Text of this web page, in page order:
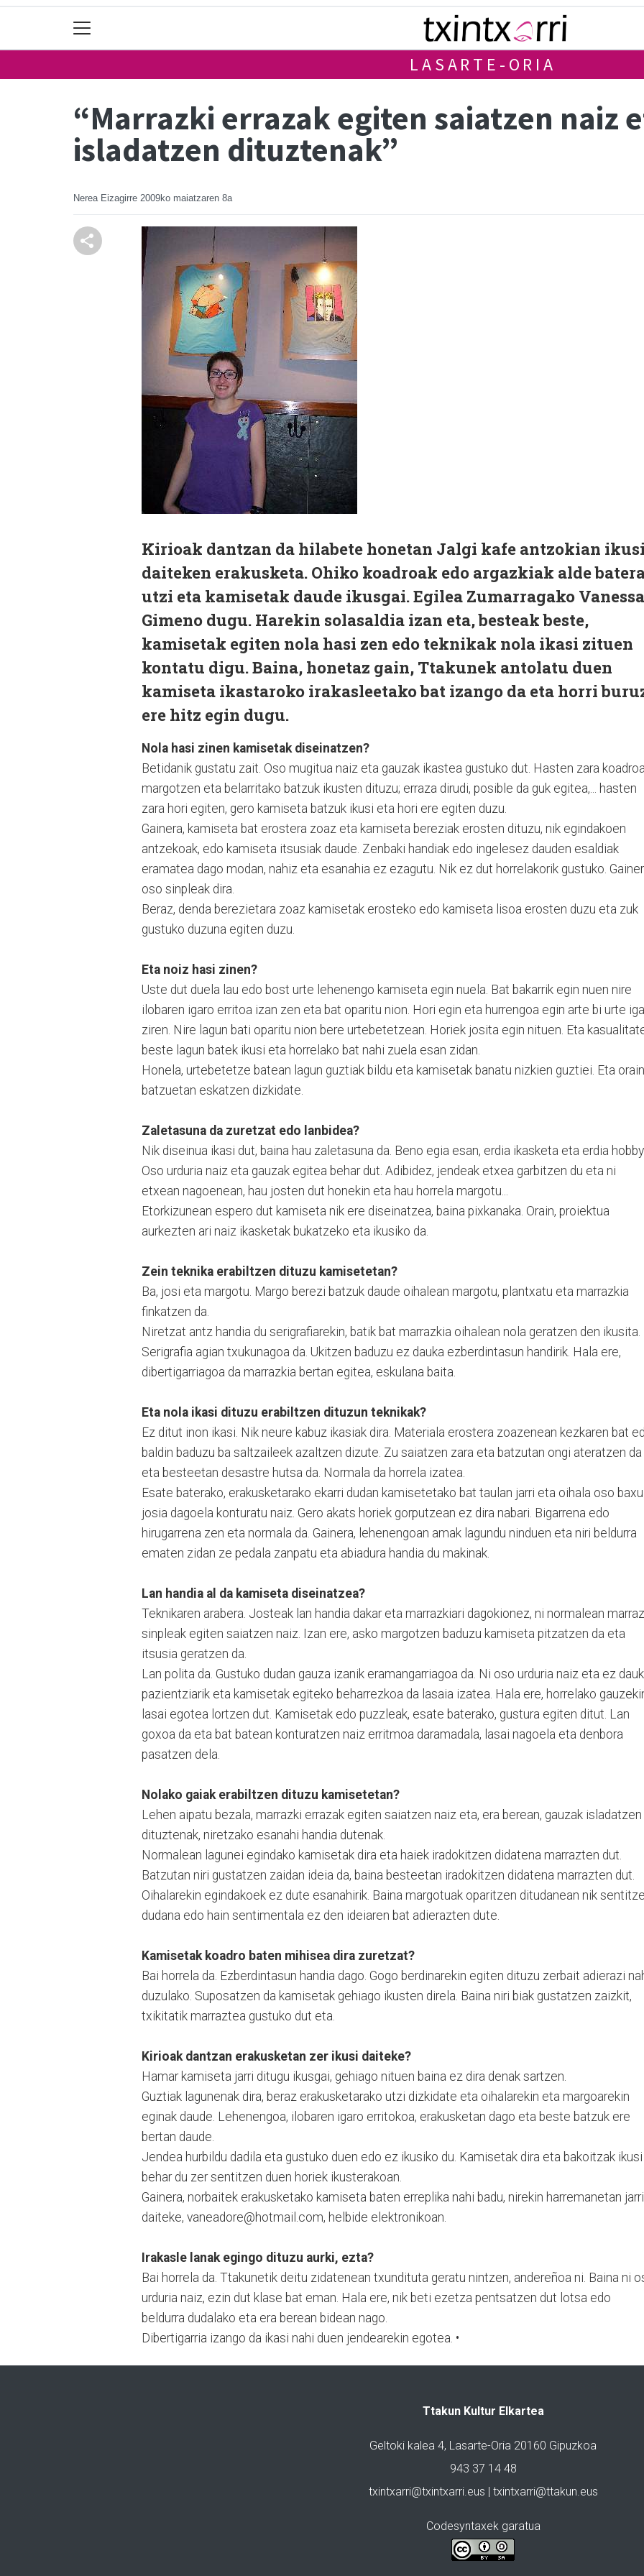
LASARTE-ORIA
“Marrazki errazak egiten saiatzen naiz
isladatzen dituztenak”
Nerea Eizagirre 2009ko maiatzaren 8a
Kirioak dantzan da hilabete honetan Jalgi kafe antzokian
daiteken erakusketa. Ohiko koadroak edo argazkiak alde
utzi eta kamisetak daude ikusgai. Egilea Zumarragako Vanessa
Gimeno dugu. Harekin solasaldia izan eta, besteak beste,
kamisetak egiten nola hasi zen edo teknikak nola ikasi zituen
kontatu digu. Baina, honetaz gain, Ttakunek antolatu duen
kamiseta ikastaroko irakasleetako bat izango da eta horri
ere hitz egin dugu.
Nola hasi zinen kamisetak diseinatzen?
Betidanik gustatu zait. Oso mugitua naiz eta gauzak ikastea gustuko dut. Hasten zara
margotzen eta belarritako batzuk ikusten dituzu; erraza dirudi, posible da guk egitea,... hasten
zara hori egiten, gero kamiseta batzuk ikusi eta hori ere egiten duzu.
Gainera, kamiseta bat erostera zoaz eta kamiseta bereziak erosten dituzu, nik egindakoen
antzekoak, edo kamiseta itsusiak daude. Zenbaki handiak edo ingelesez dauden esaldiak
eramatea dago modan, nahiz eta esanahia ez ezagutu. Nik ez dut horrelakorik gustuko.
oso sinpleak dira.
Beraz, denda berezietara zoaz kamisetak erosteko edo kamiseta lisoa erosten duzu eta zuk
gustuko duzuna egiten duzu.
Eta noiz hasi zinen?
Uste dut duela lau edo bost urte lehenengo kamiseta egin nuela. Bat bakarrik egin nuen nire
ilobaren igaro erritoa izan zen eta bat oparitu nion. Hori egin eta hurrengoa egin arte bi urte
ziren. Nire lagun bati oparitu nion bere urtebetetzean. Horiek josita egin nituen. Eta
beste lagun batek ikusi eta horrelako bat nahi zuela esan zidan.
Honela, urtebetetze batean lagun guztiak bildu eta kamisetak banatu nizkien guztiei. Eta orain
batzuetan eskatzen dizkidate.
Zaletasuna da zuretzat edo lanbidea?
Nik diseinua ikasi dut, baina hau zaletasuna da. Beno egia esan, erdia ikasketa eta erdia
Oso urduria naiz eta gauzak egitea behar dut. Adibidez, jendeak etxea garbitzen du eta ni
etxean nagoenean, hau josten dut honekin eta hau horrela margotu...
Etorkizunean espero dut kamiseta nik ere diseinatzea, baina pixkanaka. Orain, proiektua
aurkezten ari naiz ikasketak bukatzeko eta ikusiko da.
Zein teknika erabiltzen dituzu kamisetetan?
Ba, josi eta margotu. Margo berezi batzuk daude oihalean margotu, plantxatu eta marrazkia
finkatzen da.
Niretzat antz handia du serigrafiarekin, batik bat marrazkia oihalean nola geratzen den ikusita.
Serigrafia agian txukunagoa da. Ukitzen baduzu ez dauka ezberdintasun handirik. Hala ere,
dibertigarriagoa da marrazkia bertan egitea, eskulana baita.
Eta nola ikasi dituzu erabiltzen dituzun teknikak?
Ez ditut inon ikasi. Nik neure kabuz ikasiak dira. Materiala erostera zoazenean kezkaren bat
baldin baduzu ba saltzaileek azaltzen dizute. Zu saiatzen zara eta batzutan ongi ateratzen da
eta besteetan desastre hutsa da. Normala da horrela izatea.
Esate baterako, erakusketarako ekarri dudan kamisetetako bat taulan jarri eta oihala oso baxu
josia dagoela konturatu naiz. Gero akats horiek gorputzean ez dira nabari. Bigarrena edo
hirugarrena zen eta normala da. Gainera, lehenengoan amak lagundu ninduen eta niri beldurra
ematen zidan ze pedala zanpatu eta abiadura handia du makinak.
Lan handia al da kamiseta diseinatzea?
Teknikaren arabera. Josteak lan handia dakar eta marrazkiari dagokionez, ni normalean
sinpleak egiten saiatzen naiz. Izan ere, asko margotzen baduzu kamiseta pitzatzen da eta
itsusia geratzen da.
Lan polita da. Gustuko dudan gauza izanik eramangarriagoa da. Ni oso urduria naiz eta ez
pazientziarik eta kamisetak egiteko beharrezkoa da lasaia izatea. Hala ere, horrelako
lasai egotea lortzen dut. Kamisetak edo puzzleak, esate baterako, gustura egiten ditut. Lan
goxoa da eta bat batean konturatzen naiz erritmoa daramadala, lasai nagoela eta denbora
pasatzen dela.
Nolako gaiak erabiltzen dituzu kamisetetan?
Lehen aipatu bezala, marrazki errazak egiten saiatzen naiz eta, era berean, gauzak isladatzen
dituztenak, niretzako esanahi handia dutenak.
Normalean lagunei egindako kamisetak dira eta haiek iradokitzen didatena marrazten dut.
Batzutan niri gustatzen zaidan ideia da, baina besteetan iradokitzen didatena marrazten dut.
Oihalarekin egindakoek ez dute esanahirik. Baina margotuak oparitzen ditudanean nik
dudana edo hain sentimentala ez den ideiaren bat adierazten dute.
Kamisetak koadro baten mihisea dira zuretzat?
Bai horrela da. Ezberdintasun handia dago. Gogo berdinarekin egiten dituzu zerbait adierazi
duzulako. Suposatzen da kamisetak gehiago ikusten direla. Baina niri biak gustatzen zaizkit,
txikitatik marraztea gustuko dut eta.
Kirioak dantzan erakusketan zer ikusi daiteke?
Hamar kamiseta jarri ditugu ikusgai, gehiago nituen baina ez dira denak sartzen.
Guztiak lagunenak dira, beraz erakusketarako utzi dizkidate eta oihalarekin eta margoarekin
eginak daude. Lehenengoa, ilobaren igaro erritokoa, erakusketan dago eta beste batzuk ere
bertan daude.
Jendea hurbildu dadila eta gustuko duen edo ez ikusiko du. Kamisetak dira eta bakoitzak ikusi
behar du zer sentitzen duen horiek ikusterakoan.
Gainera, norbaitek erakusketako kamiseta baten erreplika nahi badu, nirekin harremanetan jarri
daiteke, vaneadore@hotmail.com, helbide elektronikoan.
Irakasle lanak egingo dituzu aurki, ezta?
Bai horrela da. Ttakunetik deitu zidatenean txundituta geratu nintzen, andereñoa ni. Baina ni
urduria naiz, ezin dut klase bat eman. Hala ere, nik beti ezetza pentsatzen dut lotsa edo
beldurra dudalako eta era berean bidean nago.
Dibertigarria izango da ikasi nahi duen jendearekin egotea. •
Ttakun Kultur Elkartea
Geltoki kalea 4, Lasarte-Oria 20160 Gipuzkoa
943 37 14 48
txintxarri@txintxarri.eus | txintxarri@ttakun.eus
Codesyntaxek garatua